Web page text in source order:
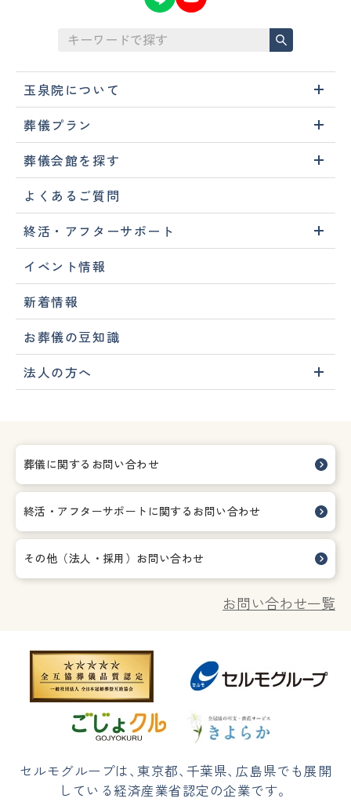
玉泉院について
葬儀プラン
葬儀会館を探す
よくあるご質問
終活・アフターサポート
イベント情報
新着情報
お葬儀の豆知識
法人の方へ
葬儀に関するお問い合わせ
終活・アフターサポートに関する お問い合わせ
その他（法人・採用）お問い合わせ
お問い合わせ一覧
セルモグループは、東京都、 千葉県、 広島県でも展開
している経済産業省認定の企業です。